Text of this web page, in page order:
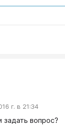
г. в 21:34
вопрос?